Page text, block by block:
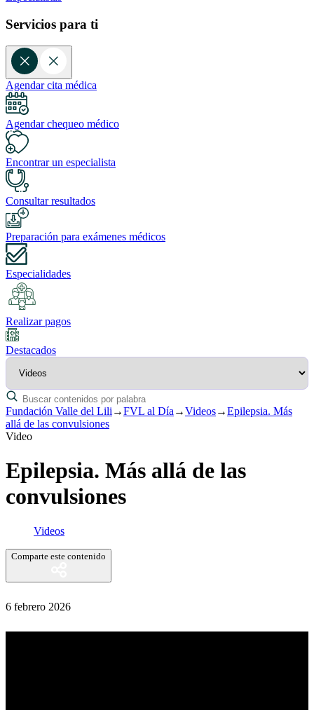
Servicios para ti
Agendar cita médica
Agendar chequeo médico
Encontrar un especialista
Consultar resultados
Preparación para exámenes médicos
Especialidades
Realizar pagos
Destacados
Fundación Valle del Lili →FVL al Día →Videos→Epilepsia. Más
allá de las convulsiones
Video
Epilepsia. Más allá de las
convulsiones
Videos
Comparte este contenido
6 febrero 2026